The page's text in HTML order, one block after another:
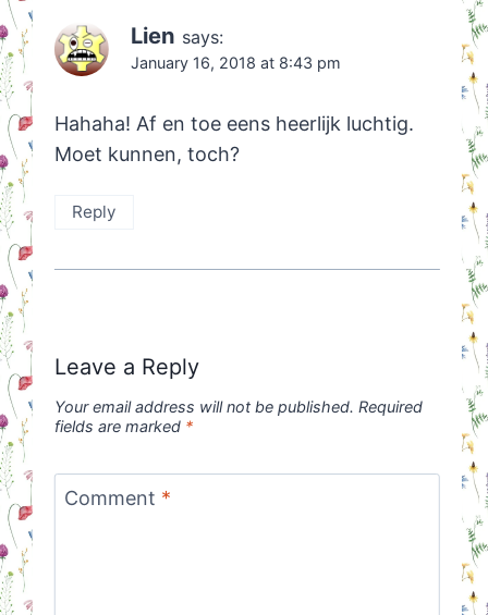
Lien says:
January 16, 2018 at 8:43 pm
Hahaha! Af en toe eens heerlijk luchtig.
Moet kunnen, toch?
Reply
Leave a Reply
Your email address will not be published. Required
fields are marked *
Comment *